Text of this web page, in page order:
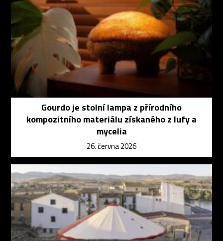
Gourdo je stolní lampa z přírodního
kompozitního materiálu získaného z lufy a
mycelia
26. června 2026